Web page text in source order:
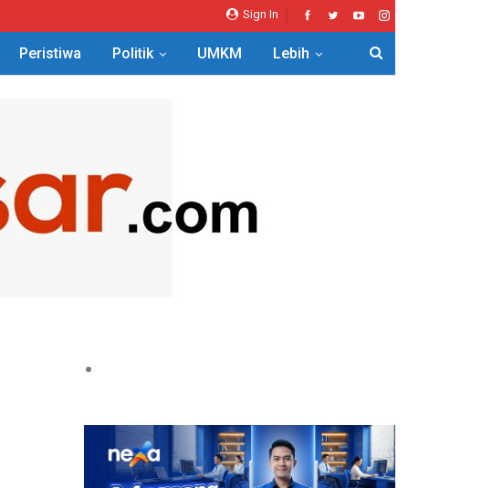
Sign In
Peristiwa Politik UMKM Lebih